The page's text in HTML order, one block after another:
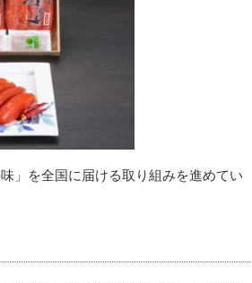
」を全国に届ける取り組みを進めてい